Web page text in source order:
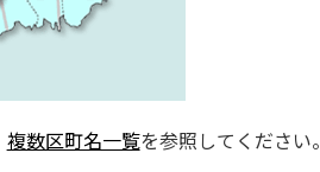
複数区町名一覧を参照してください。